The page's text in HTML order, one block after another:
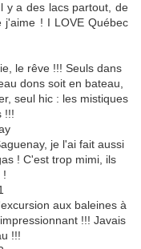
y a des lacs partout, de
j'aime ! I LOVE Québec
le rêve !!! Seuls dans
dons soit en bateau,
seul hic : les mistiques
!!!
je l'ai fait aussi
! C'est trop mimi, ils
!
aux baleines à
!!! Javais
!!!